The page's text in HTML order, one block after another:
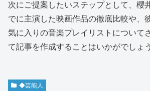
次にご提案したいステップとして、櫻
でに主演した映画作品の徹底比較や、
気に入りの音楽プレイリストについて
て記事を作成することはいかがでしょ
◆芸能人